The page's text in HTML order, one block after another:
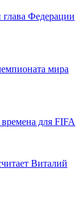
Федерации
мира
для FIFA
Виталий